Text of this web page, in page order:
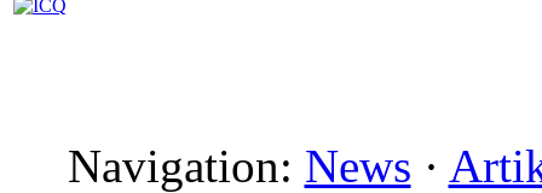
Navigation: News ·